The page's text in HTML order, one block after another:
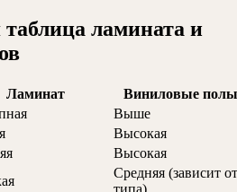
ламината и
Ламинат
Виниловые полы
Выше
Высокая
Высокая
Средняя (зависит от
типа)